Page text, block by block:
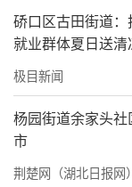
了解孩
放学的路上，
在轻松愉快的
们的生活状况
村口小河时，
水域、遵守交
硚口区古田街道
就业群体夏日送清
极目新闻
杨园街道余家头
市
荆楚网（湖北日报网）